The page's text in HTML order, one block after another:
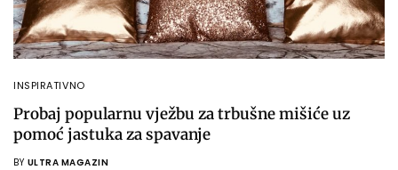
INSPIRATIVNO
Probaj popularnu vježbu za trbušne mišiće uz
pomoć jastuka za spavanje
BY ULTRA MAGAZIN